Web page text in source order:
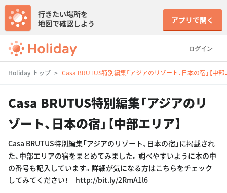
ログイン
行きたい場所を
地図で確認しよう
アプリで開く
Holiday トップ Casa BRUTUS特別編集「アジアのリゾート、日本の宿」【中部
Casa BRUTUS特別編集「アジアのリ
ゾート、日本の宿」【中部エリア】
Casa BRUTUS特別編集「アジアのリゾート、日本の宿」に掲載され
た、中部エリアの宿をまとめてみました。調べやすいように本の中
の番号も記入しています。詳細が気になる方はこちらをチェック
してみてください！ http://bit.ly/2RmA1l6